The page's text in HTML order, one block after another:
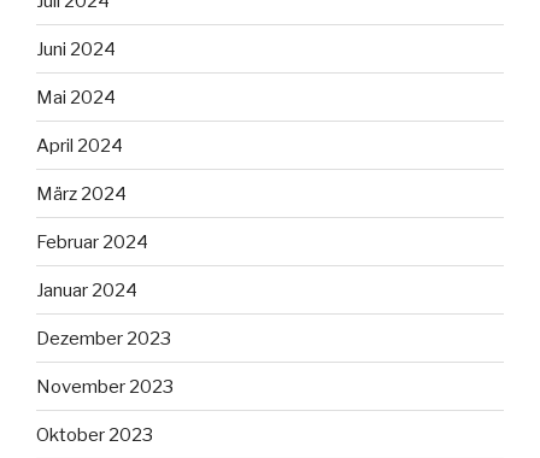
Juni 2024
Mai 2024
April 2024
März 2024
Februar 2024
Januar 2024
Dezember 2023
November 2023
Oktober 2023